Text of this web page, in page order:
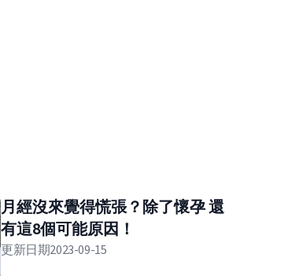
月經沒來覺得慌張？除了懷孕 還
有這8個可能原因！
更新日期2023-09-15